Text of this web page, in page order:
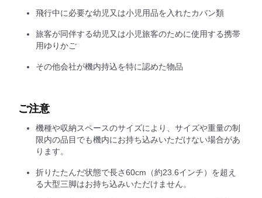
飛行中に必要な幼児又は小児用品を入れたカバン類
旅客が同伴する幼児又は小児旅客のために使用する携帯
用ゆりかご
その他会社が機内持込を特に認めた物品
ご注意
機種や収納スペースのサイズにより、サイズや重量の制
限内の品目でも機内にお持ち込みいただけない場合があ
ります。
折りたたんだ状態で長さ60cm（約23.6インチ）を超え
る大型三脚はお持ち込みいただけません。